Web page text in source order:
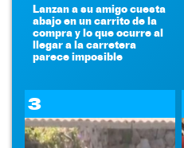
Lanzan a su amigo cuesta
abajo en un carrito de la
compra y lo que ocurre al
llegar a la carretera
parece imposible
3